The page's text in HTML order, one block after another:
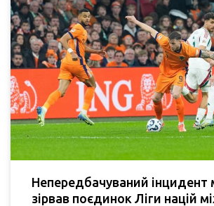
Непередбачуваний
зірвав поєдинок Ліги націй